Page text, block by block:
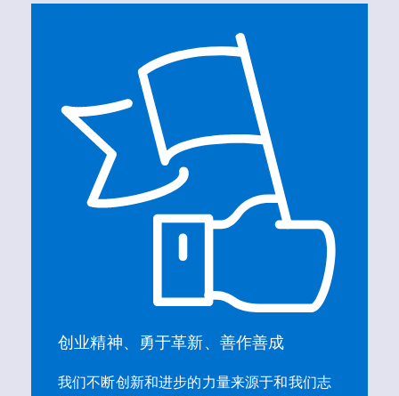
创业精神、勇于革新、善作善成
我们不断创新和进步的力量来源于和我们志